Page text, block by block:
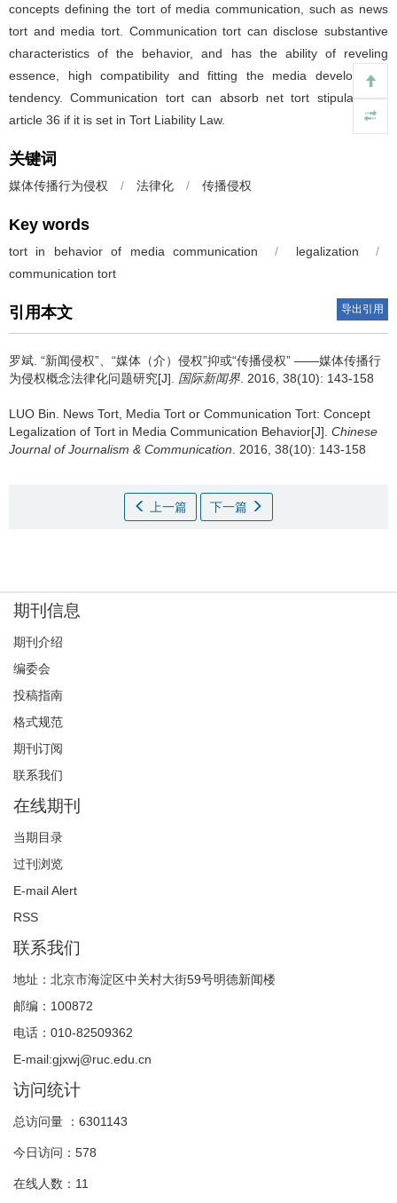
concepts defining the tort of media communication, such as news
tort and media tort. Communication tort can disclose substantive
characteristics of the behavior, and has the ability of reveling
essence, high compatibility and fitting the media development
tendency. Communication tort can absorb net tort stipulated in
article 36 if it is set in Tort Liability Law.
关键词
媒体传播行为侵权 / 法律化 / 传播侵权
Key words
tort in behavior of media communication / legalization
/
communication tort
引用本文 导出引用
罗斌. “新闻侵权”、“媒体（介）侵权”抑或“传播侵权” ——媒体传播行
为侵权概念法律化问题研究[J]. 国际新闻界 . 2016, 38(10): 143-158
LUO Bin. News Tort, Media Tort or Communication Tort: Concept
Legalization of Tort in Media Communication Behavior[J]. Chinese
Journal of Journalism & Communication . 2016, 38(10): 143-158
上一篇 下一篇
期刊信息
期刊介绍
编委会
投稿指南
格式规范
期刊订阅
联系我们
在线期刊
当期目录
过刊浏览
E-mail Alert
RSS
联系我们
地址：北京市海淀区中关村大街59号明德新闻楼
邮编：100872
电话：010-82509362
E-mail:gjxwj@ruc.edu.cn
访问统计
总访问量 ： 6301143
今日访问： 578
在线人数： 11